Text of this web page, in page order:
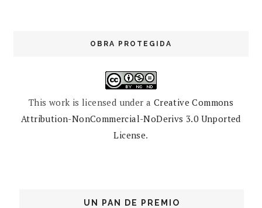
OBRA PROTEGIDA
This work is licensed under a Creative Commons
Attribution-NonCommercial-NoDerivs 3.0 Unported
License.
UN PAN DE PREMIO